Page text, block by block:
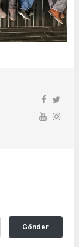
Gönder